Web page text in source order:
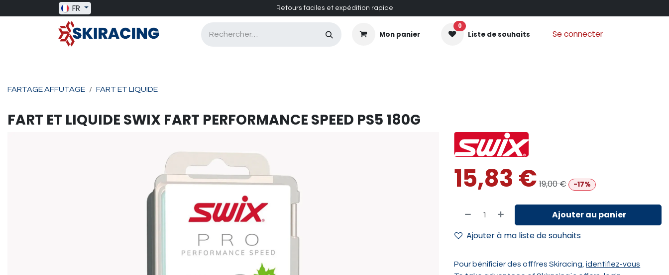
Se rendre au contenu
FR Retours faciles et expédition rapide
Mon panier
0
Liste de souhaits Se connecter
FARTAGE AFFUTAGE FART ET LIQUIDE
FART ET LIQUIDE SWIX FART PERFORMANCE SPEED PS5 180G
15,83 € 19,00€ -17%
Ajouter au panier
Ajouter à ma liste de souhaits
Pour bénificier des offfres Skiracing,identifiez-vous